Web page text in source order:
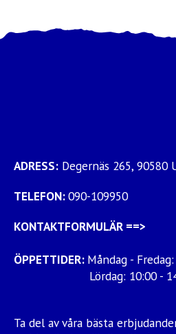
ADRESS: Degernäs 265, 90580
TELEFON:090-109950
KONTAKTFORMULÄR ==>
ÖPPETTIDER: Måndag -
Lördag: 10:00 -
Ta del av våra bästa